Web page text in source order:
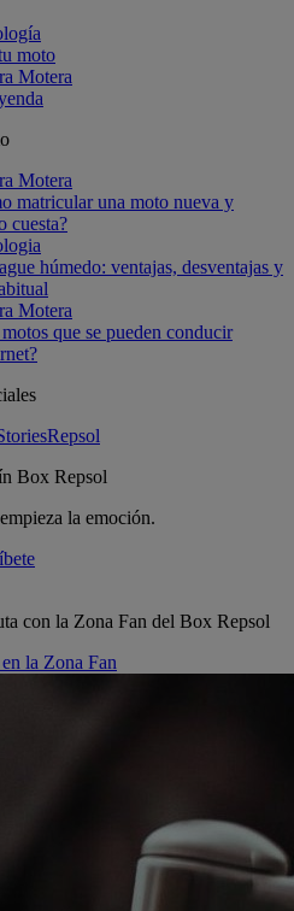
moto
Motera
Motera
matricular una moto nueva y
cuesta?
húmedo: ventajas, desventajas y
Motera
que se pueden conducir
Box Repsol
la emoción.
con la Zona Fan del Box Repsol
la Zona Fan